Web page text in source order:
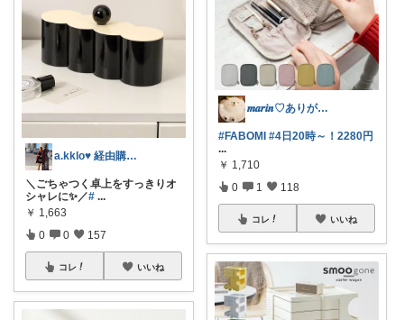
a.kklo♥ 経由購入感謝です💕
＼ごちゃつく卓上をすっきりオ
シャレに✨／# ...
￥ 1,663
0 0 157
コレ いいね
𝒎𝒂𝒓𝒊𝒏♡ありがとう✨️感謝
#FABOMI #4日20時～！2280円
...
￥ 1,710
0 1 118
コレ いいね